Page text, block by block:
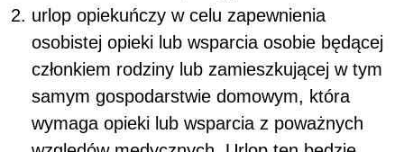
urlop opiekuńczy w celu zapewnienia
osobistej opieki lub wsparcia osobie będącej
członkiem rodziny lub zamieszkującej w tym
samym gospodarstwie domowym, która
wymaga opieki lub wsparcia z poważnych